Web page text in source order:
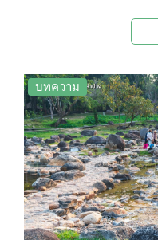
อยู่หลายบ่อและมีไอคุ
เดินศึกษาธรรมชาติ
ความร้อนของบ่อน้ำพุ
บริการแช่น้ำแร่ภายใ
บทความ